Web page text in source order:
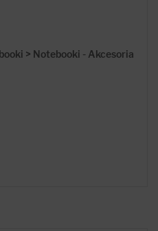
> Notebooki - Akcesoria